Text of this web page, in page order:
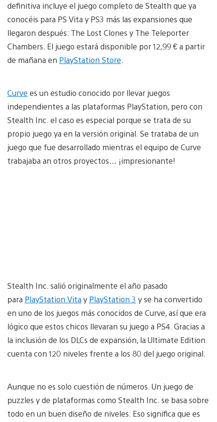
definitiva incluye el juego completo de Stealth que ya
conocéis para PS Vita y PS3 más las expansiones que
llegaron después: The Lost Clones y The Teleporter
Chambers. El juego estará disponible por 12,99 € a partir
de mañana en PlayStation Store
Curve es un estudio conocido por llevar juegos
independientes a las plataformas PlayStation, pero con
Stealth Inc. el caso es especial porque se trata de su
propio juego ya en la versión original. Se trataba de un
juego que fue desarrollado mientras el equipo de Curve
trabajaba an otros proyectos… ¡impresionante!
Stealth Inc. salió originalmente el año pasado
para PlayStation Vitay PlayStation 3 y se ha convertido
en uno de los juegos más conocidos de Curve, así que era
lógico que estos chicos llevaran su juego a PS4. Gracias a
la inclusión de los DLCs de expansión, la Ultimate Edition
cuenta con 120 niveles frente a los 80 del juego original.
Aunque no es solo cuestión de números. Un juego de
puzzles y de plataformas como Stealth Inc. se basa sobre
todo en un buen diseño de niveles. Eso significa que es